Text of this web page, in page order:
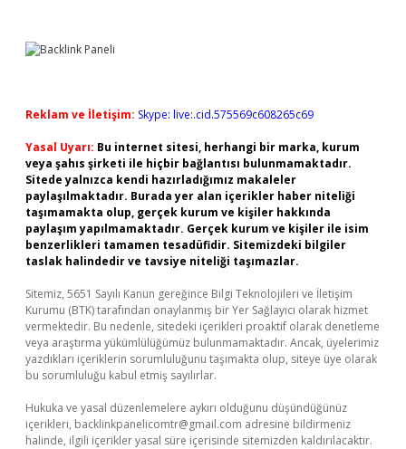
Reklam ve İletişim: Skype: live:.cid.575569c608265c69
Yasal Uyarı: Bu internet sitesi, herhangi bir marka, kurum
veya şahıs şirketi ile hiçbir bağlantısı bulunmamaktadır.
Sitede yalnızca kendi hazırladığımız makaleler
paylaşılmaktadır. Burada yer alan içerikler haber niteliği
taşımamakta olup, gerçek kurum ve kişiler hakkında
paylaşım yapılmamaktadır. Gerçek kurum ve kişiler ile isim
benzerlikleri tamamen tesadüfidir. Sitemizdeki bilgiler
taslak halindedir ve tavsiye niteliği taşımazlar.
Sitemiz, 5651 Sayılı Kanun gereğince Bilgi Teknolojileri ve İletişim
Kurumu (BTK) tarafından onaylanmış bir Yer Sağlayıcı olarak hizmet
vermektedir. Bu nedenle, sitedeki içerikleri proaktif olarak denetleme
veya araştırma yükümlülüğümüz bulunmamaktadır. Ancak, üyelerimiz
yazdıkları içeriklerin sorumluluğunu taşımakta olup, siteye üye olarak
bu sorumluluğu kabul etmiş sayılırlar.
Hukuka ve yasal düzenlemelere aykırı olduğunu düşündüğünüz
içerikleri, backlinkpanelicomtr@gmail.com adresine bildirmeniz
halinde, ilgili içerikler yasal süre içerisinde sitemizden kaldırılacaktır.